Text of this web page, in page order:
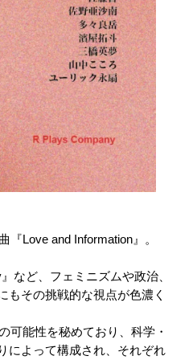
Love and Information』。
など、フェミニズムや政治、
もその挑戦的な視点が色濃く
可能性を秘めており、科学・
によって構成され、それぞれ